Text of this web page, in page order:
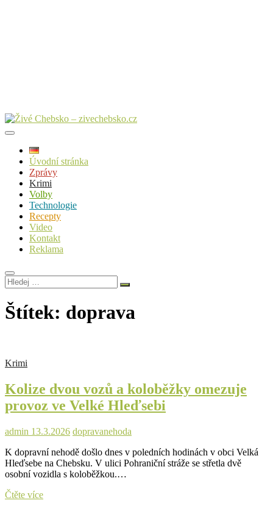
Úvodní stránka
Zprávy
Krimi
Volby
Technologie
Recepty
Video
Kontakt
Reklama
Hledej
…
Štítek: doprava
Krimi
Kolize dvou vozů a koloběžky omezuje
provoz ve Velké Hleďsebi
admin 13.3.2026 dopravanehoda
K dopravní nehodě došlo dnes v poledních hodinách v obci Velká
Hleďsebe na Chebsku. V ulici Pohraniční stráže se střetla dvě
osobní vozidla s koloběžkou.…
Čtěte víceKolize